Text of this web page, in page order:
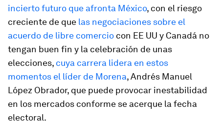
incierto futuro que afronta México, con el riesgo
creciente de que las negociaciones sobre el
acuerdo de libre comercio con EE UU y Canadá no
tengan buen fin y la celebración de unas
elecciones, cuya carrera lidera en estos
momentos el líder de Morena, Andrés Manuel
López Obrador, que puede provocar inestabilidad
en los mercados conforme se acerque la fecha
electoral.